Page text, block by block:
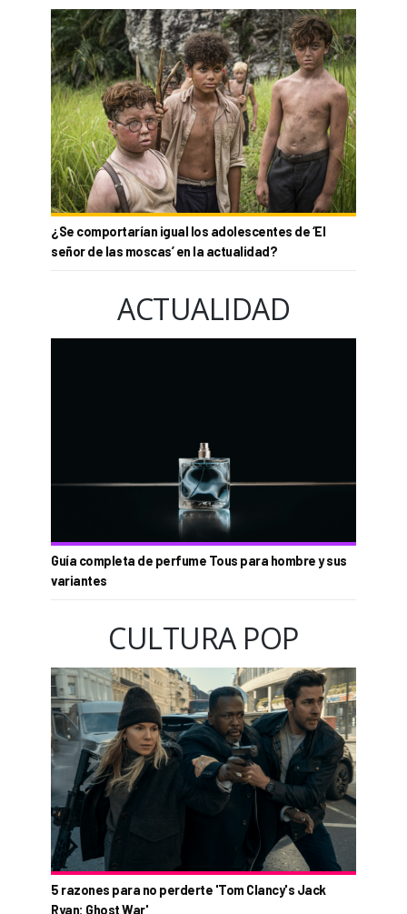
¿Se comportarían igual los adolescentes de ‘El
señor de las moscas’ en la actualidad?
ACTUALIDAD
Guía completa de perfume Tous para hombre y sus
variantes
CULTURA POP
5 razones para no perderte 'Tom Clancy's Jack
Ryan: Ghost War'